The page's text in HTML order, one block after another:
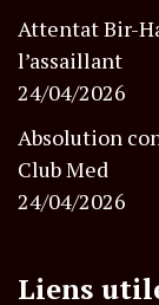
Attentat Bir-
l’assaillant
24/04/2026
Absolution
Club Med
24/04/2026
Liens